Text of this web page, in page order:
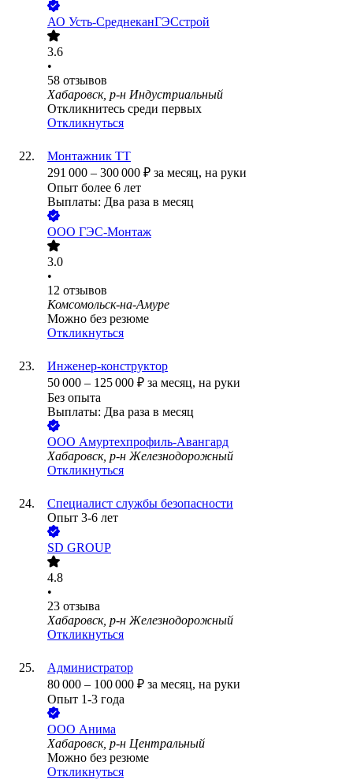
АО Усть-СреднеканГЭСстрой
3.6
•
58 отзывов
Хабаровск, р-н Индустриальный
Откликнитесь среди первых
Откликнуться
Монтажник ТТ
291 000 – 300 000 ₽ за месяц, на руки
Опыт более 6 лет
Выплаты: Два раза в месяц
ООО ГЭС-Монтаж
3.0
•
12 отзывов
Комсомольск-на-Амуре
Можно без резюме
Откликнуться
Инженер-конструктор
50 000 – 125 000 ₽ за месяц, на руки
Без опыта
Выплаты: Два раза в месяц
ООО Амуртехпрофиль-Авангард
Хабаровск, р-н Железнодорожный
Откликнуться
Специалист службы безопасности
Опыт 3-6 лет
SD GROUP
4.8
•
23 отзыва
Хабаровск, р-н Железнодорожный
Откликнуться
Администратор
80 000 – 100 000 ₽ за месяц, на руки
Опыт 1-3 года
ООО Анима
Хабаровск, р-н Центральный
Можно без резюме
Откликнуться